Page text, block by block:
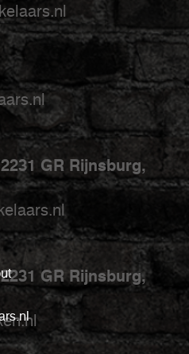
GR Rijnsburg,
GR Rijnsburg,